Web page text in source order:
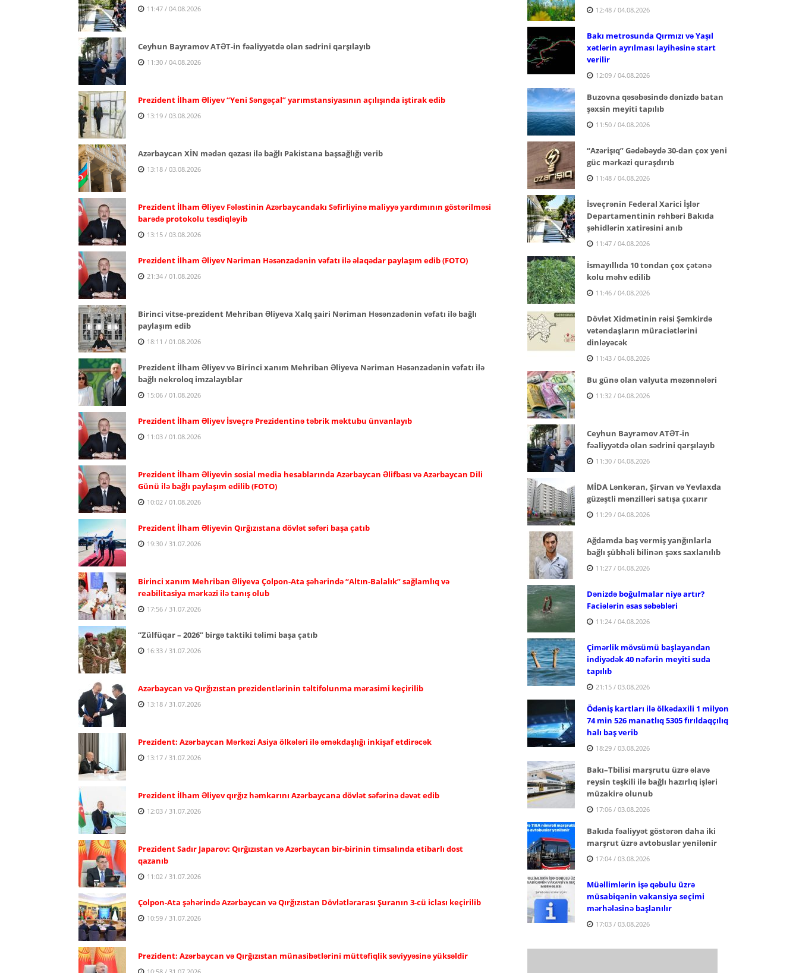
11:47 / 04.08.2026
Ceyhun Bayramov ATƏT-in fəaliyyətdə olan sədrini qarşılayıb
11:30 / 04.08.2026
Prezident İlham Əliyev “Yeni Səngəçal” yarımstansiyasının açılışında iştirak edib
13:19 / 03.08.2026
Azərbaycan XİN mədən qəzası ilə bağlı Pakistana başsağlığı verib
13:18 / 03.08.2026
Prezident İlham Əliyev Fələstinin Azərbaycandakı Səfirliyinə maliyyə yardımının göstərilməsi
barədə protokolu təsdiqləyib
13:15 / 03.08.2026
Prezident İlham Əliyev Nəriman Həsənzadənin vəfatı ilə əlaqədar paylaşım edib (FOTO)
21:34 / 01.08.2026
Birinci vitse-prezident Mehriban Əliyeva Xalq şairi Nəriman Həsənzadənin vəfatı ilə bağlı
paylaşım edib
18:11 / 01.08.2026
Prezident İlham Əliyev və Birinci xanım Mehriban Əliyeva Nəriman Həsənzadənin vəfatı ilə
bağlı nekroloq imzalayıblar
15:06 / 01.08.2026
Prezident İlham Əliyev İsveçrə Prezidentinə təbrik məktubu ünvanlayıb
11:03 / 01.08.2026
Prezident İlham Əliyevin sosial media hesablarında Azərbaycan Əlifbası və Azərbaycan Dili
Günü ilə bağlı paylaşım edilib (FOTO)
10:02 / 01.08.2026
Prezident İlham Əliyevin Qırğızıstana dövlət səfəri başa çatıb
19:30 / 31.07.2026
Birinci xanım Mehriban Əliyeva Çolpon-Ata şəhərində “Altın-Balalık” sağlamlıq və
reabilitasiya mərkəzi ilə tanış olub
17:56 / 31.07.2026
“Zülfüqar – 2026” birgə taktiki təlimi başa çatıb
16:33 / 31.07.2026
Azərbaycan və Qırğızıstan prezidentlərinin təltifolunma mərasimi keçirilib
13:18 / 31.07.2026
Prezident: Azərbaycan Mərkəzi Asiya ölkələri ilə əməkdaşlığı inkişaf etdirəcək
13:17 / 31.07.2026
Prezident İlham Əliyev qırğız həmkarını Azərbaycana dövlət səfərinə dəvət edib
12:03 / 31.07.2026
Prezident Sadır Japarov: Qırğızıstan və Azərbaycan bir-birinin timsalında etibarlı dost
qazanıb
11:02 / 31.07.2026
Çolpon-Ata şəhərində Azərbaycan və Qırğızıstan Dövlətlərarası Şuranın 3-cü iclası keçirilib
10:59 / 31.07.2026
Prezident: Azərbaycan və Qırğızıstan münasibətlərini müttəfiqlik səviyyəsinə yüksəldir
12:48 / 04.08.2026
Bakı metrosunda Qırmızı və Yaşıl
xətlərin ayrılması layihəsinə start
verilir
12:09 / 04.08.2026
Buzovna qəsəbəsində dənizdə batan
şəxsin meyiti tapılıb
11:50 / 04.08.2026
“Azərişıq” Gədəbəydə 30-dan çox yeni
güc mərkəzi quraşdırıb
11:48 / 04.08.2026
İsveçrənin Federal Xarici İşlər
Departamentinin rəhbəri Bakıda
şəhidlərin xatirəsini anıb
11:47 / 04.08.2026
İsmayıllıda 10 tondan çox çətənə
kolu məhv edilib
11:46 / 04.08.2026
Dövlət Xidmətinin rəisi Şəmkirdə
vətəndaşların müraciətlərini
dinləyəcək
11:43 / 04.08.2026
Bu günə olan valyuta məzənnələri
11:32 / 04.08.2026
Ceyhun Bayramov ATƏT-in
fəaliyyətdə olan sədrini qarşılayıb
11:30 / 04.08.2026
MİDA Lənkəran, Şirvan və Yevlaxda
güzəştli mənzilləri satışa çıxarır
11:29 / 04.08.2026
Ağdamda baş vermiş yanğınlarla
bağlı şübhəli bilinən şəxs saxlanılıb
11:27 / 04.08.2026
Dənizdə boğulmalar niyə artır?
Faciələrin əsas səbəbləri
11:24 / 04.08.2026
Çimərlik mövsümü başlayandan
indiyədək 40 nəfərin meyiti suda
tapılıb
21:15 / 03.08.2026
Ödəniş kartları ilə ölkədaxili 1 milyon
74 min 526 manatlıq 5305 fırıldaqçılıq
halı baş verib
18:29 / 03.08.2026
Bakı–Tbilisi marşrutu üzrə əlavə
reysin təşkili ilə bağlı hazırlıq işləri
müzakirə olunub
17:06 / 03.08.2026
Bakıda fəaliyyət göstərən daha iki
marşrut üzrə avtobuslar yenilənir
17:04 / 03.08.2026
Müəllimlərin işə qəbulu üzrə
müsabiqənin vakansiya seçimi
mərhələsinə başlanılır
17:03 / 03.08.2026